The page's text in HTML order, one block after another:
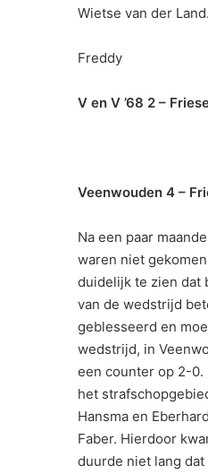
Wietse van der Land.
Freddy
V en V ’68 2
Veenwouden
Na een paar
waren niet
duidelijk te zien dat
van de wedstrijd
geblesseerd en
wedstrijd, in
een counter op 2-
het
Hansma en
Faber. Hierdoor
duurde niet lang